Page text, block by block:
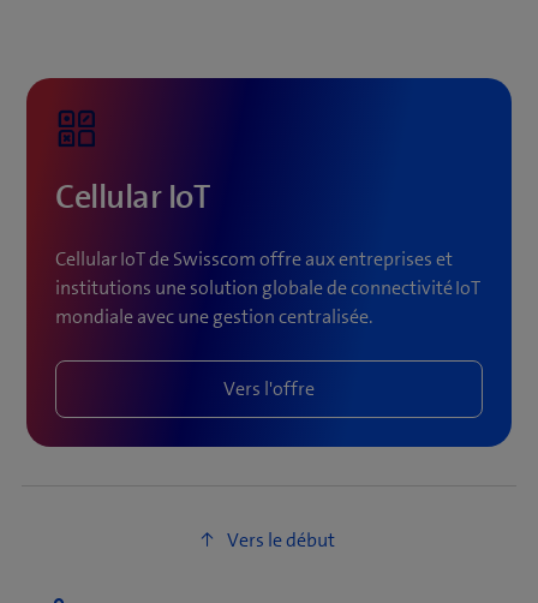
Cellular IoT
Cellular IoT de Swisscom offre aux entreprises et
institutions une solution globale de connectivité IoT
mondiale avec une gestion centralisée.
Vers l'offre